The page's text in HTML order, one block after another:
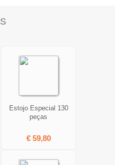
Estojo Especial 130
peças
€ 59,80